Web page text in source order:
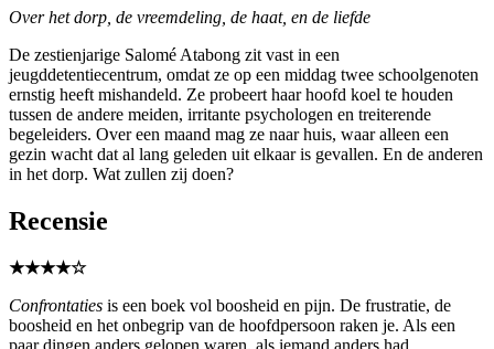
Over het dorp, de vreemdeling, de haat, en de liefde
De zestienjarige Salomé Atabong zit vast in een
jeugddetentiecentrum, omdat ze op een middag twee schoolgenoten
ernstig heeft mishandeld. Ze probeert haar hoofd koel te houden
tussen de andere meiden, irritante psychologen en treiterende
begeleiders. Over een maand mag ze naar huis, waar alleen een
gezin wacht dat al lang geleden uit elkaar is gevallen. En de anderen
in het dorp. Wat zullen zij doen?
Recensie
★★★★☆
Confrontaties is een boek vol boosheid en pijn. De frustratie, de
boosheid en het onbegrip van de hoofdpersoon raken je. Als een